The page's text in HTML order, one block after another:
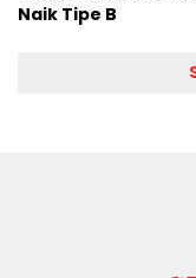
Naik Tipe B